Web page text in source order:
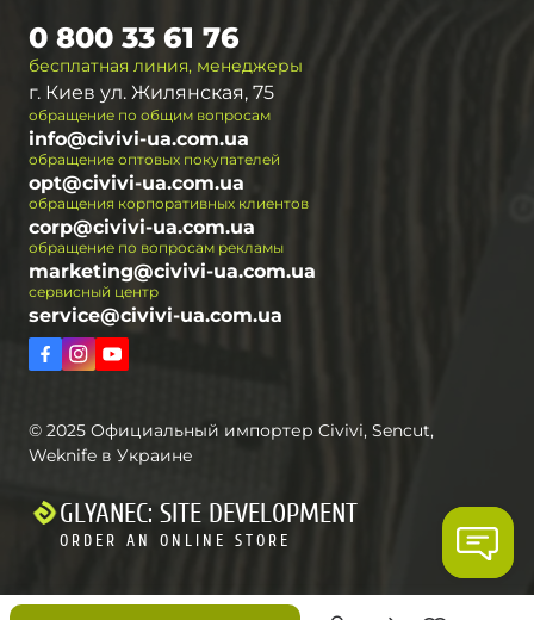
бесплатная линия, менеджеры
0 800 33 61 76
г. Киев ул. Жилянская, 75
обращение по общим вопросам
info@civivi-ua.com.ua
обращение оптовых покупателей
opt@civivi-ua.com.ua
обращения корпоративных клиентов
corp@civivi-ua.com.ua
обращение по вопросам рекламы
marketing@civivi-ua.com.ua
сервисный центр
service@civivi-ua.com.ua
© 2025 Официальный импортер Civivi, Sencut,
Weknife в Украине
GLYANEC: SITE DEVELOPMENT
ORDER AN ONLINE STORE